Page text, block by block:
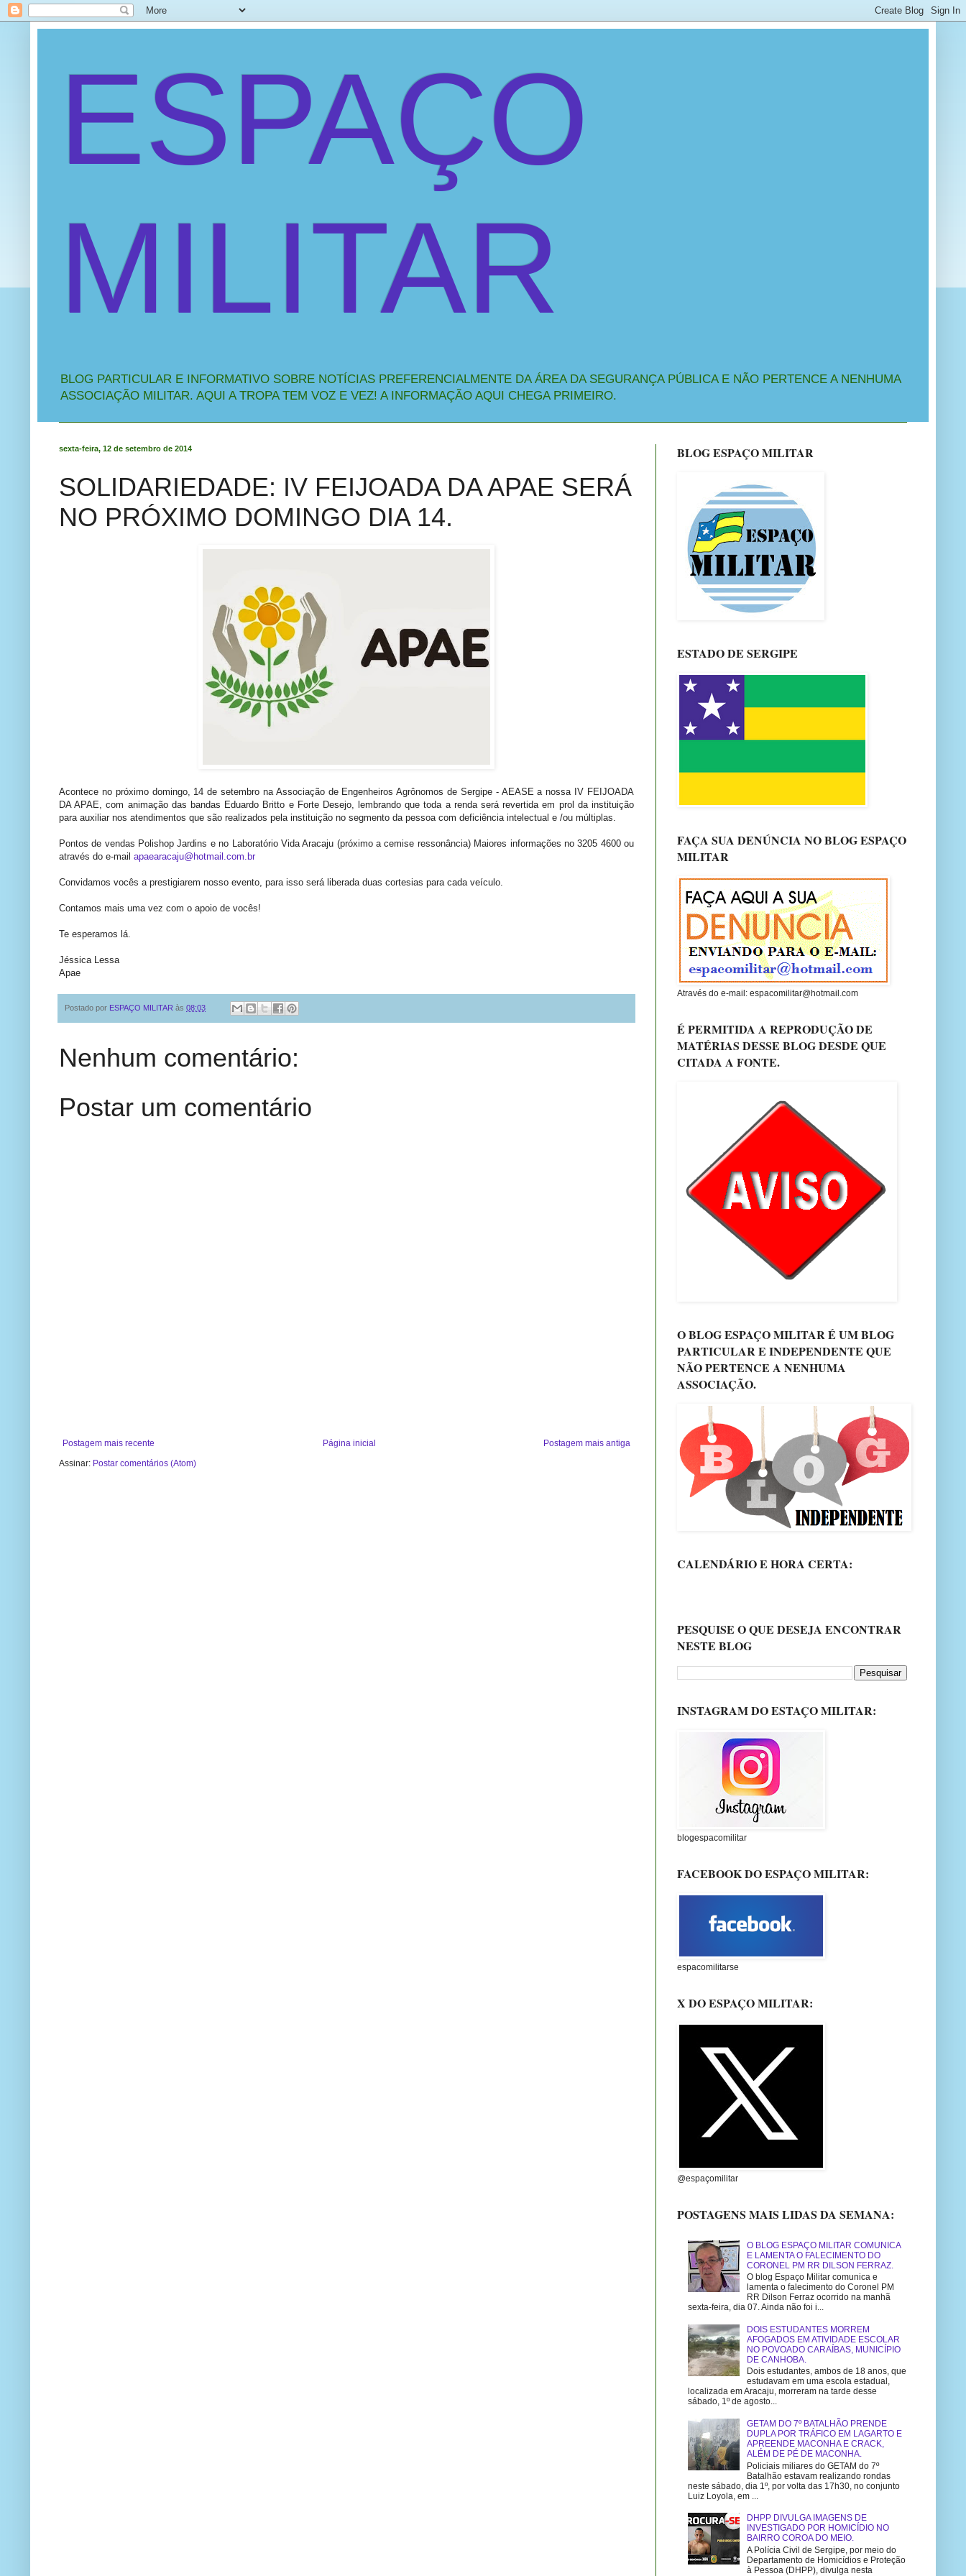
ESPAÇO
MILITAR
BLOG PARTICULAR E INFORMATIVO SOBRE NOTÍCIAS PREFERENCIALMENTE DA ÁREA DA SEGURANÇA PÚBLICA E NÃO PERTENCE A NENHUMA
ASSOCIAÇÃO MILITAR. AQUI A TROPA TEM VOZ E VEZ! A INFORMAÇÃO AQUI CHEGA PRIMEIRO.
sexta-feira, 12 de setembro de 2014
SOLIDARIEDADE: IV FEIJOADA DA APAE SERÁ
NO PRÓXIMO DOMINGO DIA 14.
Acontece no próximo domingo, 14 de setembro na Associação de Engenheiros Agrônomos de Sergipe - AEASE a nossa IV FEIJOADA
DA APAE, com animação das bandas Eduardo Britto e Forte Desejo, lembrando que toda a renda será revertida em prol da instituição
para auxiliar nos atendimentos que são realizados pela instituição no segmento da pessoa com deficiência intelectual e /ou múltiplas.
Pontos de vendas Polishop Jardins e no Laboratório Vida Aracaju (próximo a cemise ressonância) Maiores informações no 3205 4600 ou
através do e-mail apaearacaju@hotmail.com.br
Convidamos vocês a prestigiarem nosso evento, para isso será liberada duas cortesias para cada veículo.
Contamos mais uma vez com o apoio de vocês!
Te esperamos lá.
Jéssica Lessa
Apae
Postado por ESPAÇO MILITAR às 08:03
Nenhum comentário:
Postar um comentário
Postagem mais recente Postagem mais antiga
Página inicial
Assinar: Postar comentários (Atom)
BLOG ESPAÇO MILITAR
ESTADO DE SERGIPE
FAÇA SUA DENÚNCIA NO BLOG ESPAÇO
MILITAR
Através do e-mail: espacomilitar@hotmail.com
É PERMITIDA A REPRODUÇÃO DE
MATÉRIAS DESSE BLOG DESDE QUE
CITADA A FONTE.
O BLOG ESPAÇO MILITAR É UM BLOG
PARTICULAR E INDEPENDENTE QUE
NÃO PERTENCE A NENHUMA
ASSOCIAÇÃO.
CALENDÁRIO E HORA CERTA:
PESQUISE O QUE DESEJA ENCONTRAR
NESTE BLOG
INSTAGRAM DO ESTAÇO MILITAR:
blogespacomilitar
FACEBOOK DO ESPAÇO MILITAR:
espacomilitarse
X DO ESPAÇO MILITAR:
@espaçomilitar
POSTAGENS MAIS LIDAS DA SEMANA:
O BLOG ESPAÇO MILITAR COMUNICA
E LAMENTA O FALECIMENTO DO
CORONEL PM RR DILSON FERRAZ.
O blog Espaço Militar comunica e
lamenta o falecimento do Coronel PM
RR Dilson Ferraz ocorrido na manhã
sexta-feira, dia 07. Ainda não foi i...
DOIS ESTUDANTES MORREM
AFOGADOS EM ATIVIDADE ESCOLAR
NO POVOADO CARAÍBAS, MUNICÍPIO
DE CANHOBA.
Dois estudantes, ambos de 18 anos, que
estudavam em uma escola estadual,
localizada em Aracaju, morreram na tarde desse
sábado, 1º de agosto...
GETAM DO 7º BATALHÃO PRENDE
DUPLA POR TRÁFICO EM LAGARTO E
APREENDE MACONHA E CRACK,
ALÉM DE PÉ DE MACONHA.
Policiais miliares do GETAM do 7º
Batalhão estavam realizando rondas
neste sábado, dia 1º, por volta das 17h30, no conjunto
Luiz Loyola, em ...
DHPP DIVULGA IMAGENS DE
INVESTIGADO POR HOMICÍDIO NO
BAIRRO COROA DO MEIO.
A Polícia Civil de Sergipe, por meio do
Departamento de Homicídios e Proteção
à Pessoa (DHPP), divulga nesta